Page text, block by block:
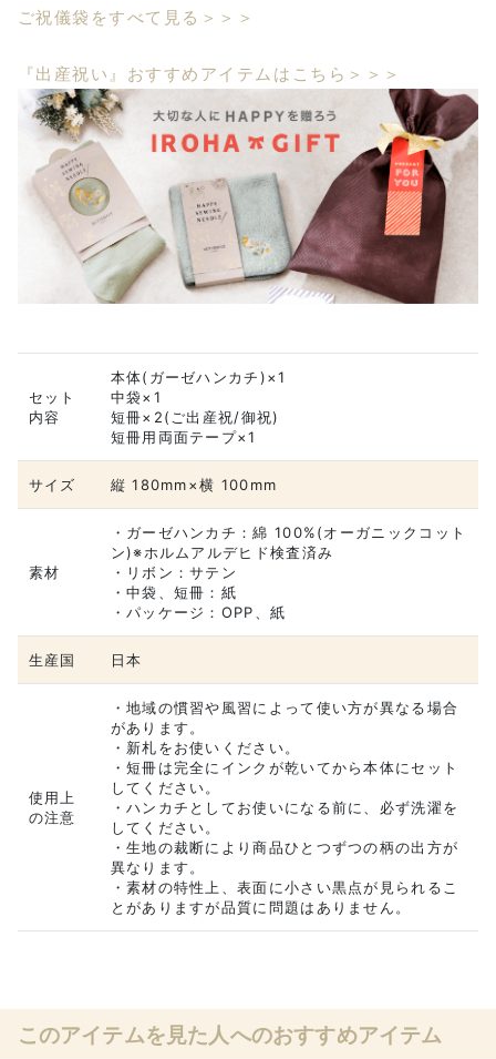
ご祝儀袋をすべて見る＞＞＞
『出産祝い』おすすめアイテムはこちら＞＞＞
セット
内容
本体(ガーゼハンカチ)×1
中袋×1
短冊×2(ご出産祝/御祝)
短冊用両面テープ×1
サイズ 縦 180mm×横 100mm
素材
・ガーゼハンカチ：綿 100%(オーガニックコット
ン)※ホルムアルデヒド検査済み
・リボン：サテン
・中袋、短冊：紙
・パッケージ：OPP、紙
生産国 日本
使用上
の注意
・地域の慣習や風習によって使い方が異なる場合
があります。
・新札をお使いください。
・短冊は完全にインクが乾いてから本体にセット
してください。
・ハンカチとしてお使いになる前に、必ず洗濯を
してください。
・生地の裁断により商品ひとつずつの柄の出方が
異なります。
・素材の特性上、表面に小さい黒点が見られるこ
とがありますが品質に問題はありません。
このアイテムを見た人へのおすすめアイテム